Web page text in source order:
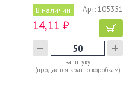
окна,…
В наличии Арт: 105351
14,11 ₽
за штуку
(продается кратно коробкам)